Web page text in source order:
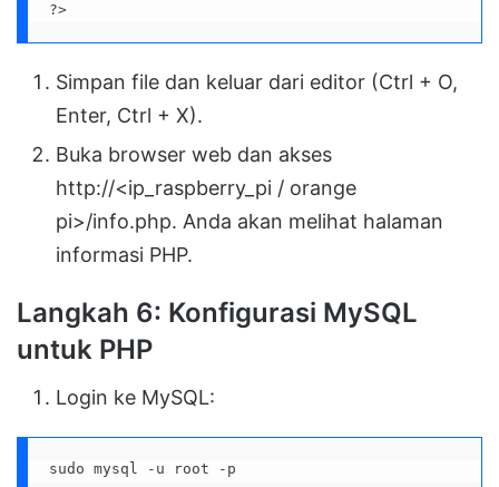
?>
Simpan file dan keluar dari editor (Ctrl + O,
Enter, Ctrl + X).
Buka browser web dan akses
http://<ip_raspberry_pi / orange
pi>/info.php. Anda akan melihat halaman
informasi PHP.
Langkah 6: Konfigurasi MySQL
untuk PHP
Login ke MySQL:
sudo mysql -u root -p